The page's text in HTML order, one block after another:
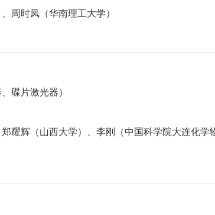
周时凤（华南理工大学）
碟片激光器）
耀辉（山西大学）、李刚（中国科学院大连化学